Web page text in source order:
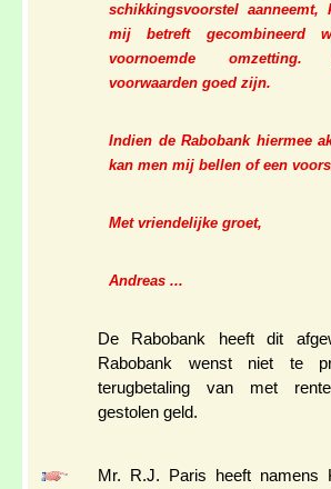
schikkingsvoorstel aanneemt,
mij betreft gecombineerd
voornoemde
voorwaarden goed zijn.
Indien de Rabobank hiermee
kan men mij bellen of een
Met vriendelijke groet,
Andreas ...
De Rabobank heeft dit
Rabobank wenst niet te
terugbetaling van met
gestolen geld.
Mr. R.J. Paris heeft namens